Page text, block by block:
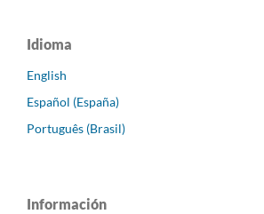
Idioma
English
Español (España)
Português (Brasil)
Información